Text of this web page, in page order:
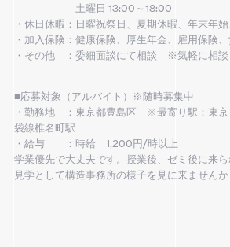
土曜日 13:00～18:00
・休日休暇：日曜祝祭日、夏期休暇、年末年
・加入保険：健康保険、厚生年金、雇用保険
・その他 ：委細面談にて相談 ※気軽に相談
■応募対象（アルバイト）※随時募集中
・勤務地 ：東京都豊島区 ※最寄り駅：東
袋線椎名町駅
・給与 ：時給 1,200円/時以上
学業優先で大丈夫です。授業後、ゼミ後に来
見学として構造事務所の様子を見に来ませんか